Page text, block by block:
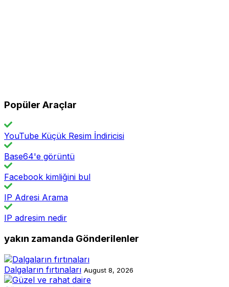
Popüler Araçlar
YouTube Küçük Resim İndiricisi
Base64'e görüntü
Facebook kimliğini bul
IP Adresi Arama
IP adresim nedir
yakın zamanda Gönderilenler
Dalgaların fırtınaları August 8, 2026